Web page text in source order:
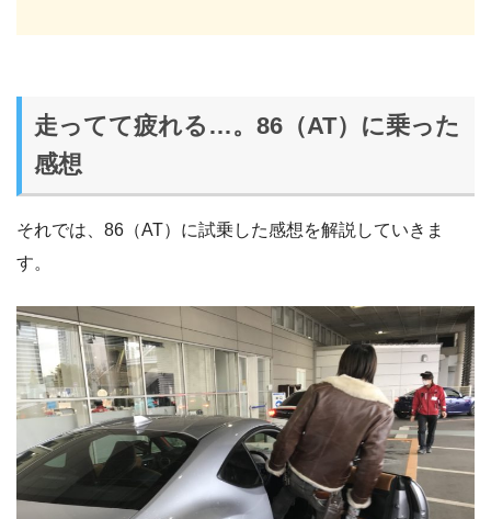
走ってて疲れる…。86（AT）に乗った
感想
それでは、86（AT）に試乗した感想を解説していきま
す。